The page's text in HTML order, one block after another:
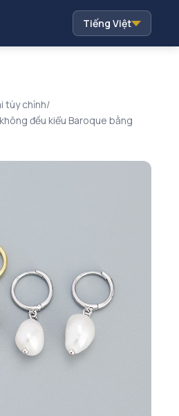
Tiếng Việt
tùy chỉnh/
đều kiểu Baroque bằng